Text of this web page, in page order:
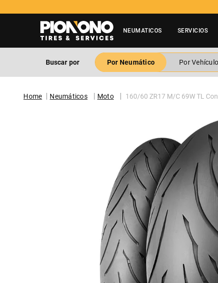
NEUMATICOS SERVICIOS
Buscar por Por Neumático Por
Neumáticos Moto 160/60 ZR17 M/C 69W TL